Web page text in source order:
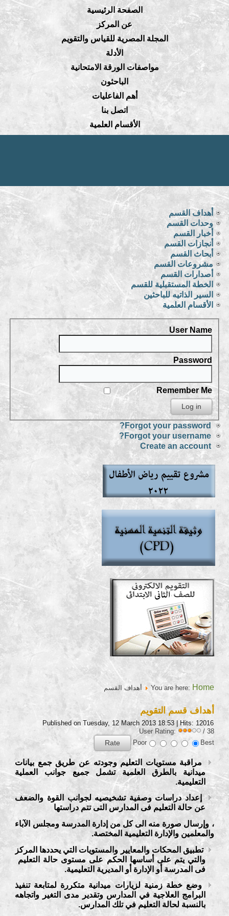
الصفحة الرئيسية
عن المركز
المجلة المصرية للقياس والتقويم
الأدلة
مواصفات الورقة الامتحانية
الباحثون
أهم الفاعليات
اتصل بنا
الأقسام العلمية
أهداف القسم
وحدات القسم
أخبار القسم
أنجازات القسم
أبحاث القسم
مشروعات القسم
أصدارات القسم
الخطة المستقبلية للقسم
السير الذاتيه للباحثين
الأقسام العلمية
User Name
Password
Remember Me
Forgot your password?
Forgot your username?
Create an account
You are here: Home أهداف القسم
أهداف قسم التقويم
Published on Tuesday, 12 March 2013 18:53| Hits: 12016
User Rating:
/ 38
Poor
Best
مراقبة مستويات التعليم وجودته عن طريق جمع بيانات
ميدانية بالطرق العلمية تشمل جميع جوانب العملية
التعليمية.
إعداد دراسات وصفية تشخيصيه لجوانب القوة والضعف
عن حالة التعليم فى المدارس التى تتم دراستها
، وإرسال صورة منه الى كل من إدارة المدرسة ومجلس الآباء
والمعلمين والإدارة التعليمية المختصة.
تطبيق المحكات والمعايير والمستويات التي يحددها المركز
والتي يتم على أساسها الحكم على مستوى حالة التعليم
فى المدرسة أو الإدارة أو المديرية التعليمية.
وضع خطة زمنية لزيارات ميدانية متكررة لمتابعة تنفيذ
البرامج العلاجية في المدارس وتقدير مدى التغير واتجاهه
بالنسبة لحالة التعليم في تلك المدارس.